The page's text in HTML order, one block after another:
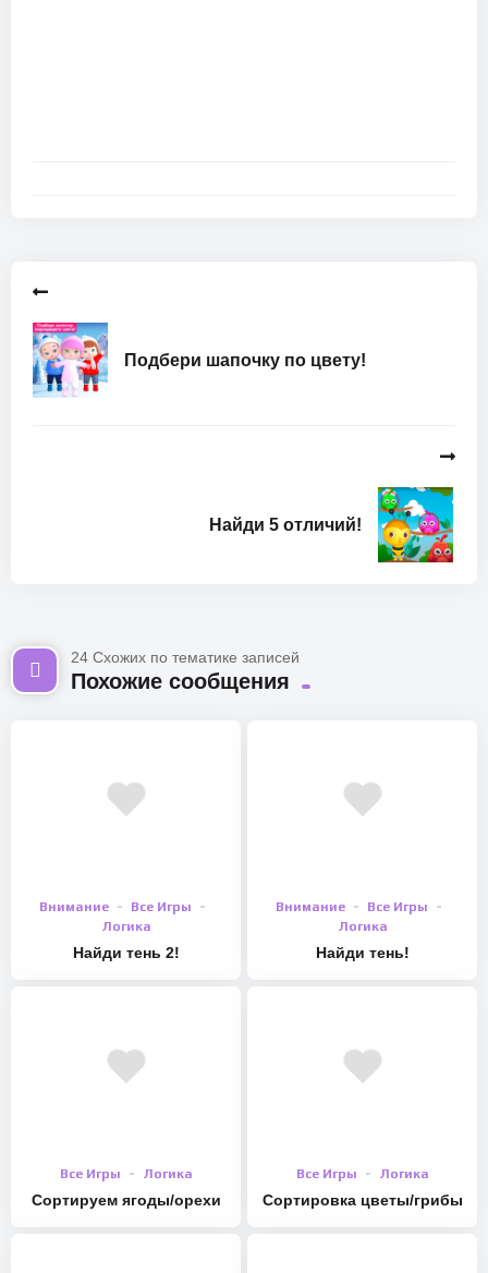
Подбери шапочку по цвету!
Найди 5 отличий!
24 Схожих по тематике записей
Похожие сообщения
Внимание
Все Игры
Логика
Найди тень 2!
Внимание
Все Игры
Логика
Найди тень!
Все Игры Логика
Сортируем ягоды/орехи
Все Игры Логика
Сортировка цветы/грибы